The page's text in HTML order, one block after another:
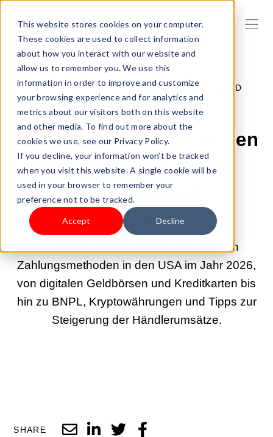
This website stores cookies on your computer.
These cookies are used to collect information
about how you interact with our website and
allow us to remember you. We use this
information in order to improve and customize
your browsing experience and for analytics and
metrics about our visitors both on this website
and other media. To find out more about the
cookies we use, see our Privacy Policy.
If you decline, your information won’t be tracked
when you visit this website. A single cookie will be
used in your browser to remember your
preference not to be tracked.
Accept Decline
25.02.2026 09:00:00 |ZAHLUNG & VERSAND
Digitale
Zahlungsmethoden in den
USA 2026: Die besten
Optionen und
Alternativen
Entdecken Sie die wichtigsten digitalen
Zahlungsmethoden in den USA im Jahr 2026,
von digitalen Geldbörsen und Kreditkarten bis
hin zu BNPL, Kryptowährungen und Tipps zur
Steigerung der Händlerumsätze.
SHARE